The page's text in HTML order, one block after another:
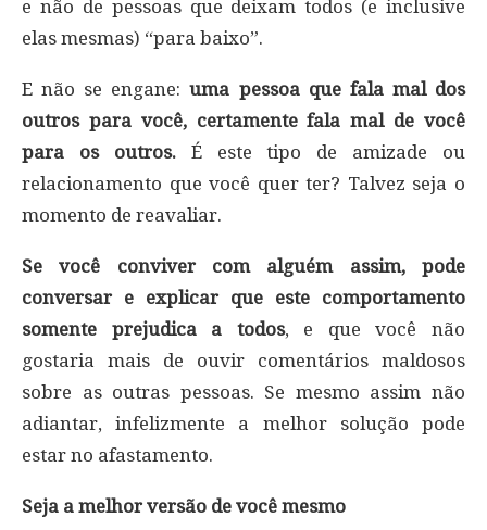
e não de pessoas que deixam todos (e inclusive
elas mesmas) “para baixo”.
E não se engane:uma pessoa que fala mal dos
outros para você, certamente fala mal de você
para os outros.É este tipo de amizade ou
relacionamento que você quer ter? Talvez seja o
momento de reavaliar.
Se você conviver com alguém assim, pode
conversar e explicar que este comportamento
somente prejudica a todos, e que você não
gostaria mais de ouvir comentários maldosos
sobre as outras pessoas. Se mesmo assim não
adiantar, infelizmente a melhor solução pode
estar no afastamento.
Seja a melhor versão de você mesmo